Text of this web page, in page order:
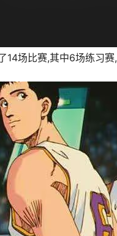
14场比赛,其中6场练习